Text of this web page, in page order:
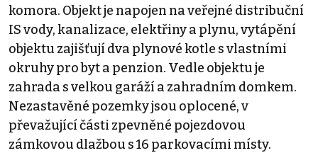
komora. Objekt je napojen na veřejné distribuční
IS vody, kanalizace, elektřiny a plynu, vytápění
objektu zajišťují dva plynové kotle s vlastními
okruhy pro byt a penzion. Vedle objektu je
zahrada s velkou garáží a zahradním domkem.
Nezastavěné pozemky jsou oplocené, v
převažující části zpevněné pojezdovou
zámkovou dlažbou s 16 parkovacími místy.